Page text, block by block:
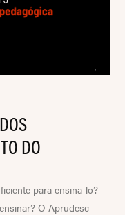
DO
para ensina-lo?
O Aprudesc